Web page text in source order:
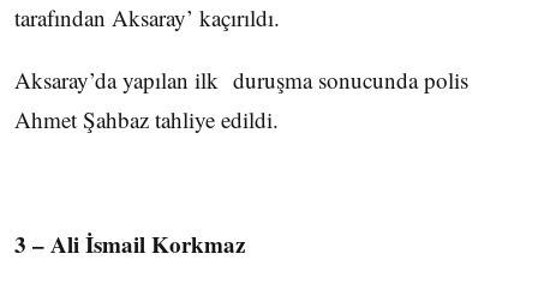
tarafından Aksaray’ kaçırıldı.
Aksaray’da yapılan ilk duruşma sonucunda polis
Ahmet Şahbaz tahliye edildi.
3 – Ali İsmail Korkmaz